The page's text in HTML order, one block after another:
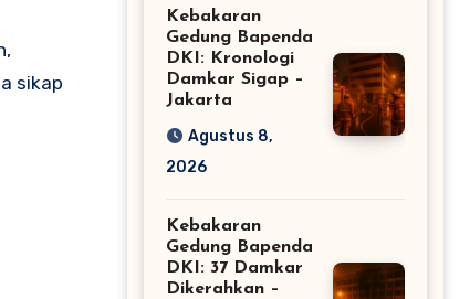
sikap
Kebakaran
Gedung Bapenda
DKI: Kronologi
Damkar Sigap –
Jakarta
Agustus 8,
2026
Kebakaran
Gedung Bapenda
DKI: 37 Damkar
Dikerahkan –